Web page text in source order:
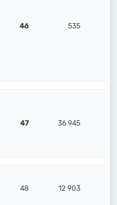
46 535
47 36 945
48 12 903